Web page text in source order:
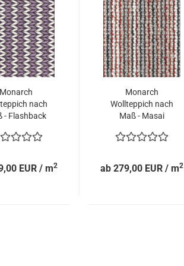
Monarch
nach
- Flashback
EUR / m2
Monarch
Wollteppich nach
Maß - Masai
ab 279,00 EUR / m2